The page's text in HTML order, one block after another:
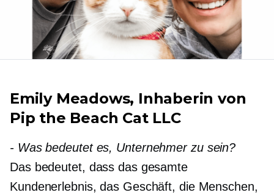
Emily Meadows, Inhaberin von
Pip the Beach Cat LLC
-Was bedeutet es, Unternehmer zu sein?
Das bedeutet, dass das gesamte
Kundenerlebnis, das Geschäft, die Menschen,